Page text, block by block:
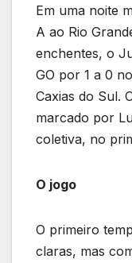
er e
b
o
o
k
ar
e
Em uma noite
A ao Rio
enchentes, o
GO por 1 a 0
Caxias do Sul.
marcado por
coletiva, no
O jogo
O primeiro
claras, mas